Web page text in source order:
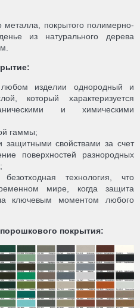
металла, покрытого полимерно-
из натурального дерева
любом изделии однородный и
который характеризуется
и химическими
гаммы;
защитными свойствами за счет
поверхностей разнородных
технология, что
мире, когда защита
ключевым моментом любого
покрытия: